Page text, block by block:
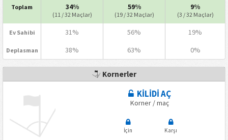
Toplam 34%
(11 / 32 Maçlar)
59%
(19 / 32 Maçlar)
9%
(3 / 32 Maçlar)
Ev Sahibi 31% 56% 19%
Deplasman 38% 63% 0%
Kornerler
KİLİDİ AÇ
Korner / maç
İçin
Karşı